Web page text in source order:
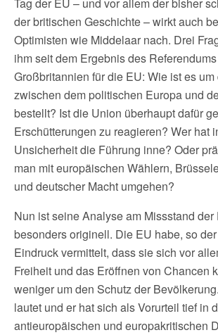
der britischen Geschichte – wirkt auch
Optimisten wie Middelaar nach. Drei
ihm seit dem Ergebnis des
Großbritannien für die EU: Wie ist es
zwischen dem politischen Europa und
bestellt? Ist die Union überhaupt dafür
Erschütterungen zu reagieren? Wer hat
Unsicherheit die Führung inne? Oder
man mit europäischen Wählern,
und deutscher Macht umgehen?
Nun ist seine Analyse am Missstand der
besonders originell. Die EU habe, so
Eindruck vermittelt, dass sie sich vor
Freiheit und das Eröffnen von Chancen
weniger um den Schutz der
lautet und er hat sich als Vorurteil tief in
antieuropäischen und europakritischen